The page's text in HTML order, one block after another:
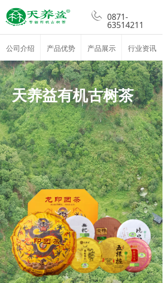
公司介绍 产品优势 产品展示 行业资讯
天养益有机古树茶
0871-
63514211